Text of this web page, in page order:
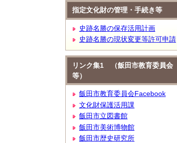
指定文化財の管理・手続き等
史跡名勝の保存活用計画
史跡名勝の現状変更等許可申請
リンク集1 （飯田市教育委員会
等）
飯田市教育委員会Facebook
文化財保護活用課
飯田市立図書館
飯田市美術博物館
飯田市歴史研究所